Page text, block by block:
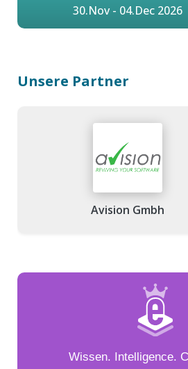
30.Nov - 04.Dec 2026
Unsere Partner
Avision Gmbh
Wissen. Intelligence.